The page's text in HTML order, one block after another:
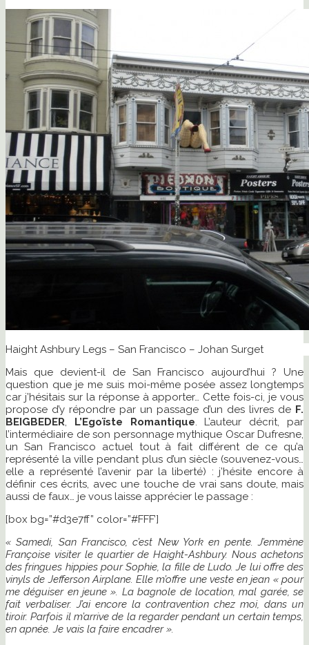
Haight Ashbury Legs – San Francisco – Johan Surget
Mais que devient-il de San Francisco aujourd’hui ? Une
question que je me suis moi-même posée assez longtemps
car j’hésitais sur la réponse à apporter… Cette fois-ci, je vous
propose d’y répondre par un passage d’un des livres de F.
BEIGBEDER, L’Egoïste Romantique. L’auteur décrit, par
l’intermédiaire de son personnage mythique Oscar Dufresne,
un San Francisco actuel tout à fait différent de ce qu’a
représenté la ville pendant plus d’un siècle (souvenez-vous…
elle a représenté l’avenir par la liberté) : j’hésite encore à
définir ces écrits, avec une touche de vrai sans doute, mais
aussi de faux… je vous laisse apprécier le passage :
[box bg=”#d3e7ff” color=”#FFF’]
« Samedi, San Francisco, c’est New York en pente. J’emmène
Françoise visiter le quartier de Haight-Ashbury. Nous achetons
des fringues hippies pour Sophie, la fille de Ludo. Je lui offre des
vinyls de Jefferson Airplane. Elle m’offre une veste en jean « pour
me déguiser en jeune ». La bagnole de location, mal garée, se
fait verbaliser. J’ai encore la contravention chez moi, dans un
tiroir. Parfois il m’arrive de la regarder pendant un certain temps,
en apnée. Je vais la faire encadrer ».